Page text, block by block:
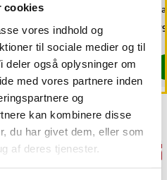
cookies
vores indhold og
til sociale medier og til
også oplysninger om
med vores partnere inden
og
kan kombinere disse
du har givet dem, eller som
af deres tjenester.
2 hverdage
fjernbetjening / dæmpbar
skabsbelysning
Nuværende pris:
149 kr.Tidligere pris :199 kr.
149 kr. 199 kr.
Findes på lager, Leveres i løbet af 1-2
Køb
BESTSELLERE